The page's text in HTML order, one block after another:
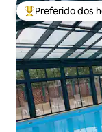
Entre os
Preferido dos